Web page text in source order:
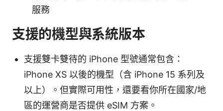
服務
支援的機型與系統版本
支援雙卡雙待的 iPhone 型號通常包含：
iPhone XS 以後的機型（含 iPhone 15 系列及
以上）。但實際可用性，還要看你所在國家/地
區的運營商是否提供 eSIM 方案。